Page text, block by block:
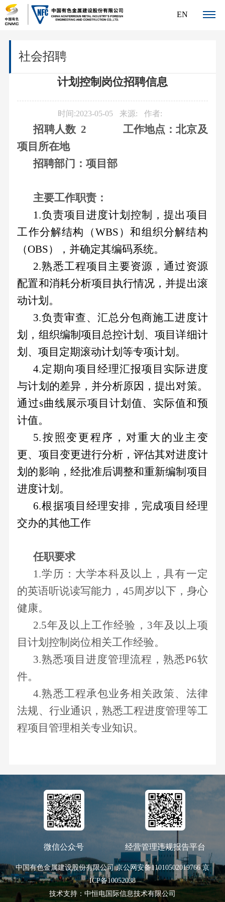
EN
我
们
介
展
历
程
组
架
构
理
团
队
董
事
公
高
管
企
文
资
誉
资
认
证
项
誉
社
会
我
们
新
心
司
新
闻
集
团
闻
要
闻
公
司
务
板
块
工
程
块
技
新
作
概
科
技
奖
利
成
投
资
关
系
司
报
告
时
公
息
开
集
团
中
色
股
出
资
企
力
资
源
人
培
训
校
园
招
聘
招
聘
社
社会招聘
计划控制岗位招聘信息
时间:2023-05-05 来源: 作者:
招聘人数 2
工作地点：北京及
项目所在地
招聘部门：项目部
主要工作职责：
1.负责项目进度计划控制，提出项目
工作分解结构（WBS ）和组织分解结构
（OBS），并确定其编码系统。
2.熟悉工程项目主要资源，通过资源
配置和消耗分析项目执行情况，并提出滚
动计划。
3.负责审查、汇总分包商施工进度计
划，组织编制项目总控计划、项目详细计
划、项目定期滚动计划等专项计划。
4.定期向项目经理汇报项目实际进度
与计划的差异，并分析原因，提出对策。
通过s曲线展示项目计划值、实际值和预
计值。
5.按照变更程序，对重大的业主变
更、项目变更进行分析，评估其对进度计
划的影响，经批准后调整和重新编制项目
进度计划。
6.根据项目经理安排，完成项目经理
交办的其他工作
任职要求
1.学历：大学本科及以上，具有一定
的英语听说读写能力， 45周岁以下，身心
健康。
2.5年及以上工作经验， 3年及以上项
目计划控制岗位相关工作经验。
3.熟悉项目进度管理流程，熟悉P6软
件。
4.熟悉工程承包业务相关政策、法律
法规、行业通识，熟悉工程进度管理等工
程项目管理相关专业知识。
经营管理违规报告平台
微信公众号
中国有色金属建设股份有限公司京公网安备11010502019766 京
ICP备10052038
技术支持：中恒电国际信息技术有限公司